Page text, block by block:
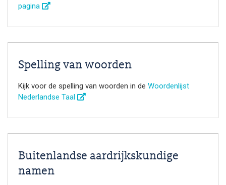
pagina
Spelling van woorden
Kijk voor de spelling van woorden in de Woordenlijst
Nederlandse Taal
Buitenlandse aardrijkskundige
namen